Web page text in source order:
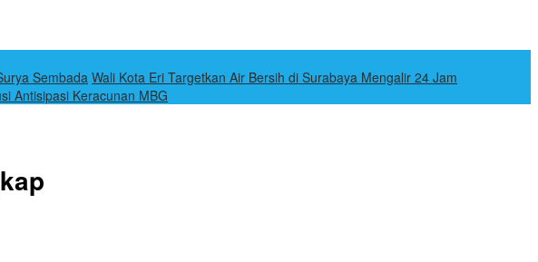
Sembada Wali Kota Eri Targetkan Air Bersih di Surabaya Mengalir 24 Jam
Antisipasi Keracunan MBG